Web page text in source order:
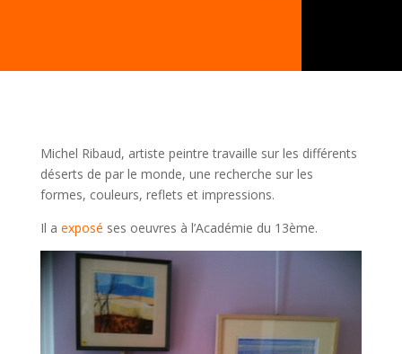
Michel Ribaud, artiste peintre travaille sur les différents
déserts de par le monde, une recherche sur les
formes, couleurs, reflets et impressions.
Il a exposé ses oeuvres à l’Académie du 13ème.